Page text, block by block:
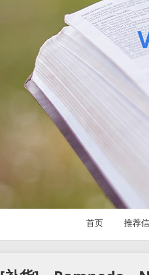
首页 推荐